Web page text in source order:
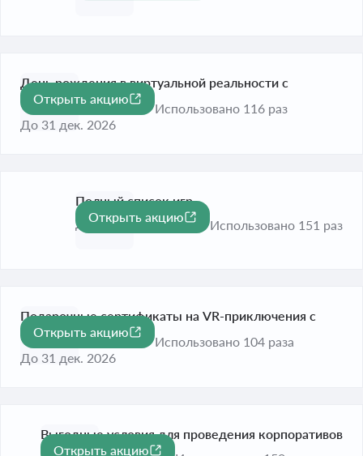
-15%
День рождения в виртуальной реальности с
выгодой 15%
До 31 дек. 2026
Открыть акцию
Использовано 116 раз
Полный список игр
До 31 дек. 2026
Открыть акцию
Использовано 151 раз
Подарочные сертификаты на VR-приключения с
полным погружением
До 31 дек. 2026
Открыть акцию
Использовано 104 раза
Выгодные условия для проведения корпоративов
Открыть акцию